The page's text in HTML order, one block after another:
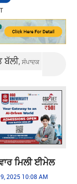
ਬੱਲੀ,ਸੰਪਾਦਕ
ਮਿਲੀ ਈਮੇਲ
2025 10:08 AM